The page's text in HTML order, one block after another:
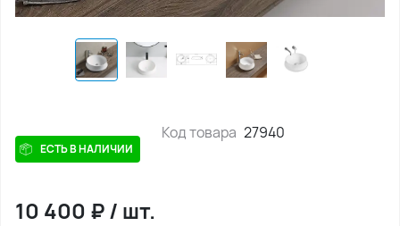
ЕСТЬ В НАЛИЧИИ
Код товара 27940
10 400 ₽/ шт.